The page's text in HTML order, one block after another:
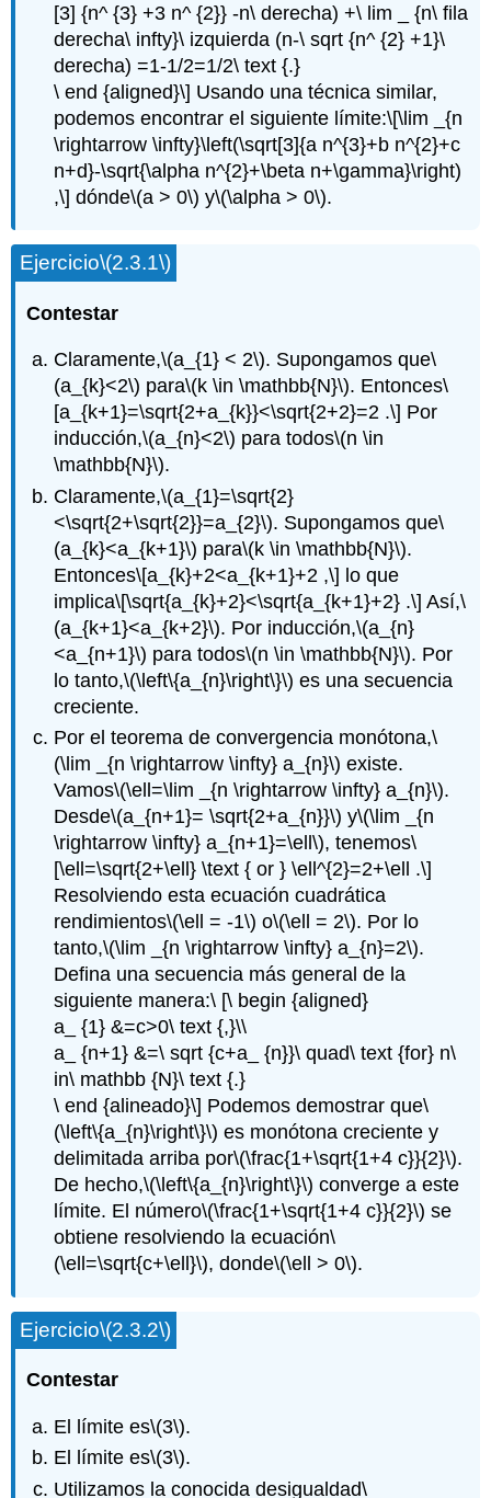
[3] {n^ {3} +3 n^ {2}} -n\ derecha) +\ lim _ {n\ fila
derecha\ infty}\ izquierda (n-\ sqrt {n^ {2} +1}\
derecha) =1-1/2=1/2\ text {.}
\ end {aligned}\] Usando una técnica similar,
podemos encontrar el siguiente límite:\[\lim _{n
\rightarrow \infty}\left(\sqrt[3]{a n^{3}+b n^{2}+c
n+d}-\sqrt{\alpha n^{2}+\beta n+\gamma}\right)
,\] dónde\(a > 0\) y\(\alpha > 0\).
Ejercicio\(2.3.1\)
Contestar
Claramente,\(a_{1} < 2\). Supongamos que\
(a_{k}<2\) para\(k \in \mathbb{N}\). Entonces\
[a_{k+1}=\sqrt{2+a_{k}}<\sqrt{2+2}=2 .\] Por
inducción,\(a_{n}<2\) para todos\(n \in
\mathbb{N}\).
Claramente,\(a_{1}=\sqrt{2}
<\sqrt{2+\sqrt{2}}=a_{2}\). Supongamos que\
(a_{k}<a_{k+1}\) para\(k \in \mathbb{N}\).
Entonces\[a_{k}+2<a_{k+1}+2 ,\] lo que
implica\[\sqrt{a_{k}+2}<\sqrt{a_{k+1}+2} .\] Así,\
(a_{k+1}<a_{k+2}\). Por inducción,\(a_{n}
<a_{n+1}\) para todos\(n \in \mathbb{N}\). Por
lo tanto,\(\left\{a_{n}\right\}\) es una secuencia
creciente.
Por el teorema de convergencia monótona,\
(\lim _{n \rightarrow \infty} a_{n}\) existe.
Vamos\(\ell=\lim _{n \rightarrow \infty} a_{n}\).
Desde\(a_{n+1}= \sqrt{2+a_{n}}\) y\(\lim _{n
\rightarrow \infty} a_{n+1}=\ell\), tenemos\
[\ell=\sqrt{2+\ell} \text { or } \ell^{2}=2+\ell .\]
Resolviendo esta ecuación cuadrática
rendimientos\(\ell = -1\) o\(\ell = 2\). Por lo
tanto,\(\lim _{n \rightarrow \infty} a_{n}=2\).
Defina una secuencia más general de la
siguiente manera:\ [\ begin {aligned}
a_ {1} &=c>0\ text {,}\\
a_ {n+1} &=\ sqrt {c+a_ {n}}\ quad\ text {for} n\
in\ mathbb {N}\ text {.}
\ end {alineado}\] Podemos demostrar que\
(\left\{a_{n}\right\}\) es monótona creciente y
delimitada arriba por\(\frac{1+\sqrt{1+4 c}}{2}\).
De hecho,\(\left\{a_{n}\right\}\) converge a este
límite. El número\(\frac{1+\sqrt{1+4 c}}{2}\) se
obtiene resolviendo la ecuación\
(\ell=\sqrt{c+\ell}\), donde\(\ell > 0\).
Ejercicio\(2.3.2\)
Contestar
El límite es\(3\).
El límite es\(3\).
Utilizamos la conocida desigualdad\